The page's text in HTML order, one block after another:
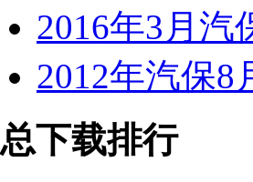
2016年3月汽
2012年汽保8
总下载排行